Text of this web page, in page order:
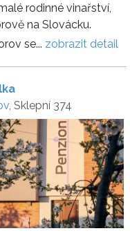
rodinné vinařství,
na Slovácku.
se... zobrazit detail
, Sklepní 374